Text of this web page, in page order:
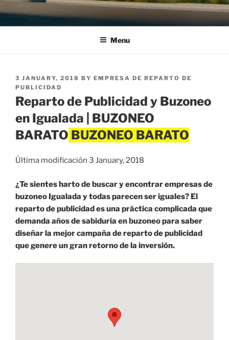
Menu
POSTED
ON
3 JANUARY, 2018 BY EMPRESA DE REPARTO DE
PUBLICIDAD
Reparto de Publicidad y Buzoneo
en Igualada | BUZONEO
BARATO
Última modificación 3 January, 2018
¿Te sientes harto de buscar y encontrar empresas de
buzoneo Igualada y todas parecen ser iguales? El
reparto de publicidad es una práctica complicada que
demanda años de sabiduría en buzoneo para saber
diseñar la mejor campaña de reparto de publicidad
que genere un gran retorno de la inversión.